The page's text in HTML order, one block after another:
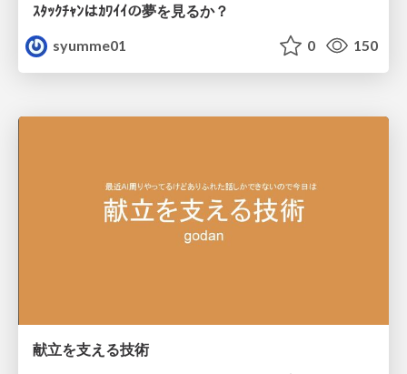
ｽﾀｯｸﾁｬﾝはｶﾜｲｲの夢を見るか？
syumme01
0 150
献立を支える技術